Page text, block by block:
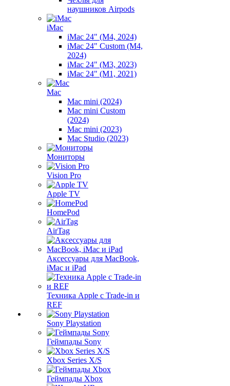
наушников Airpods
iMac
iMac 24" (M4, 2024)
iMac 24" Custom (M4,
2024)
iMac 24" (M3, 2023)
iMac 24" (M1, 2021)
Mac
Mac mini (2024)
Mac mini Custom
(2024)
Mac mini (2023)
Mac Studio (2023)
Мониторы
Vision Pro
Apple TV
HomePod
AirTag
Аксессуары для MacBook,
iMac и iPad
Техника Apple с Trade-in и
REF
Sony Playstation
Геймпады Sony
Xbox Series X/S
Геймпады Xbox